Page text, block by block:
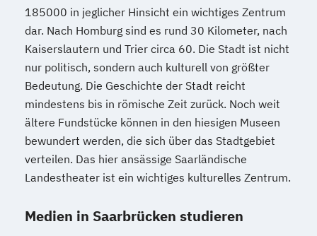
185000 in jeglicher Hinsicht ein wichtiges Zentrum
dar. Nach Homburg sind es rund 30 Kilometer, nach
Kaiserslautern und Trier circa 60. Die Stadt ist nicht
nur politisch, sondern auch kulturell von größter
Bedeutung. Die Geschichte der Stadt reicht
mindestens bis in römische Zeit zurück. Noch weit
ältere Fundstücke können in den hiesigen Museen
bewundert werden, die sich über das Stadtgebiet
verteilen. Das hier ansässige Saarländische
Landestheater ist ein wichtiges kulturelles Zentrum.
Medien in Saarbrücken studieren